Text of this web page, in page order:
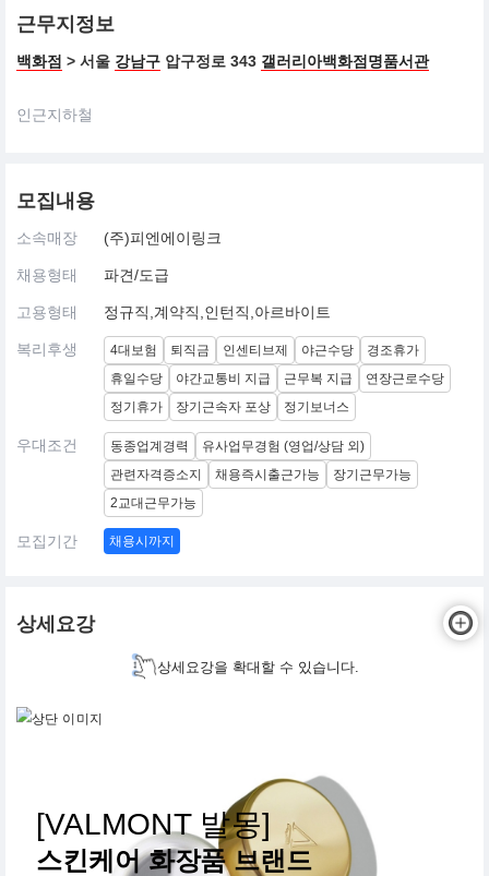
근무지정보
백화점 > 서울 강남구 압구정로 343 갤러리아백화점명품서관
인근지하철
모집내용
소속매장 (주)피엔에이링크
채용형태 파견/도급
고용형태 정규직,계약직,인턴직,아르바이트
복리후생 4대보험 퇴직금 인센티브제 야근수당
경조휴가
휴일수당
야간교통비 지급 근무복 지급
연장근로수당
정기휴가
장기근속자 포상 정기보너스
우대조건 동종업계경력
유사업무경험 (영업/상담 외)
관련자격증소지
채용즉시출근가능
장기근무가능
2교대근무가능
모집기간 채용시까지
상세요강
상세요강을 확대할 수 있습니다.
[VALMONT 발몽]
스킨케어 화장품 브랜드